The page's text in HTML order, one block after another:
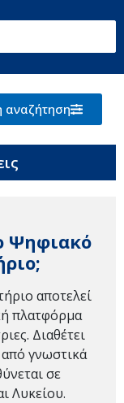
αναζήτηση
Ψηφιακό
αποτελεί
πλατφόρμα
Διαθέτει
γνωστικά
σε
Λυκείου.